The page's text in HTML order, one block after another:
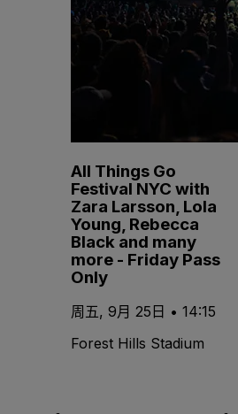
All Things Go
Festival NYC with
Zara Larsson, Lola
Young, Rebecca
Black and many
more - Friday Pass
Only
周五, 9月 25日 • 14:15
Forest Hills Stadium